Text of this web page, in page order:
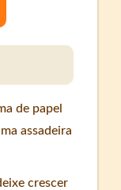
de papel
assadeira
crescer